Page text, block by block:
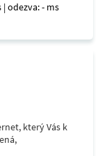
odezva: - ms
který Vás k